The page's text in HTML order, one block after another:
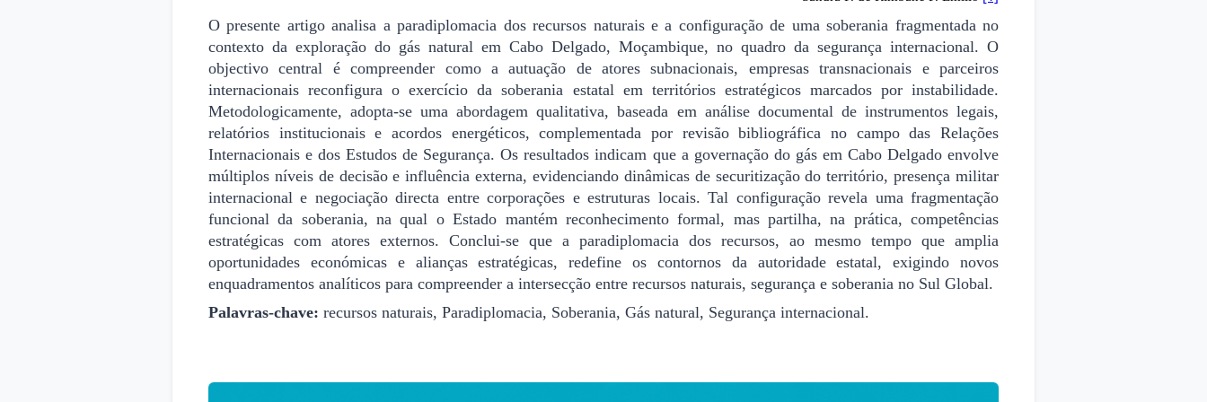
O presente artigo analisa a paradiplomacia dos recursos naturais e a configuração de uma soberania fragmentada no
contexto da exploração do gás natural em Cabo Delgado, Moçambique, no quadro da segurança internacional. O
objectivo central é compreender como a autuação de atores subnacionais, empresas transnacionais e parceiros
internacionais reconfigura o exercício da soberania estatal em territórios estratégicos marcados por instabilidade.
Metodologicamente, adopta-se uma abordagem qualitativa, baseada em análise documental de instrumentos legais,
relatórios institucionais e acordos energéticos, complementada por revisão bibliográfica no campo das Relações
Internacionais e dos Estudos de Segurança. Os resultados indicam que a governação do gás em Cabo Delgado envolve
múltiplos níveis de decisão e influência externa, evidenciando dinâmicas de securitização do território, presença militar
internacional e negociação directa entre corporações e estruturas locais. Tal configuração revela uma fragmentação
funcional da soberania, na qual o Estado mantém reconhecimento formal, mas partilha, na prática, competências
estratégicas com atores externos. Conclui-se que a paradiplomacia dos recursos, ao mesmo tempo que amplia
oportunidades económicas e alianças estratégicas, redefine os contornos da autoridade estatal, exigindo novos
enquadramentos analíticos para compreender a intersecção entre recursos naturais, segurança e soberania no Sul Global.
Palavras-chave: recursos naturais, Paradiplomacia, Soberania, Gás natural, Segurança internacional.